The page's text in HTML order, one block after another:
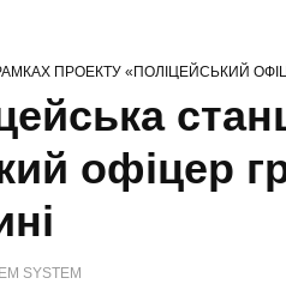
ПРОЕКТУ «ПОЛІЦЕЙСЬКИЙ
офіцер
SYSTEM